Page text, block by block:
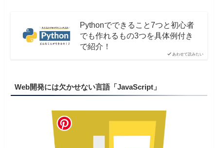
あわせて読みたい
Pythonでできること7つと初心者
でも作れるもの3つを具体例付き
で紹介！
Web開発には欠かせない言語「JavaScript」